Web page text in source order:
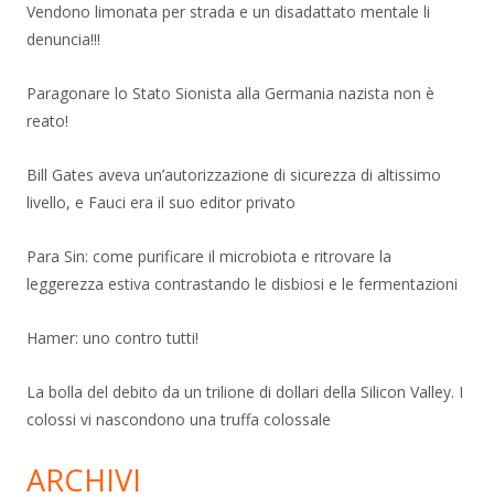
Vendono limonata per strada e un disadattato mentale li
denuncia!!!
Paragonare lo Stato Sionista alla Germania nazista non è
reato!
Bill Gates aveva un’autorizzazione di sicurezza di altissimo
livello, e Fauci era il suo editor privato
Para Sin: come purificare il microbiota e ritrovare la
leggerezza estiva contrastando le disbiosi e le fermentazioni
Hamer: uno contro tutti!
La bolla del debito da un trilione di dollari della Silicon Valley. I
colossi vi nascondono una truffa colossale
ARCHIVI